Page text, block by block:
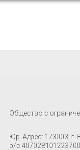
Общество с
Юр. Адрес: 173003, г.
р/с